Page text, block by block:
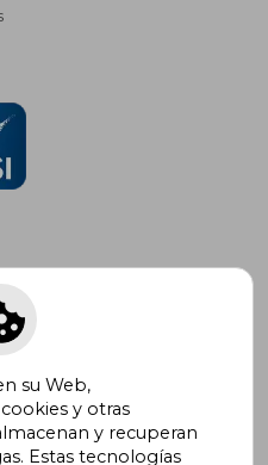
ofertas y
su Web,
y otras
y recuperan
Estas tecnologías